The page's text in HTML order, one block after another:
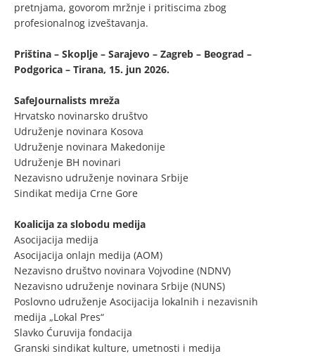
pretnjama, govorom mržnje i pritiscima zbog
profesionalnog izveštavanja.
Priština – Skoplje – Sarajevo – Zagreb – Beograd –
Podgorica – Tirana, 15. jun 2026.
SafeJournalists mreža
Hrvatsko novinarsko društvo
Udruženje novinara Kosova
Udruženje novinara Makedonije
Udruženje BH novinari
Nezavisno udruženje novinara Srbije
Sindikat medija Crne Gore
Koalicija za slobodu medija
Asocijacija medija
Asocijacija onlajn medija (AOM)
Nezavisno društvo novinara Vojvodine (NDNV)
Nezavisno udruženje novinara Srbije (NUNS)
Poslovno udruženje Asocijacija lokalnih i nezavisnih
medija „Lokal Pres“
Slavko Ćuruvija fondacija
Granski sindikat kulture, umetnosti i medija